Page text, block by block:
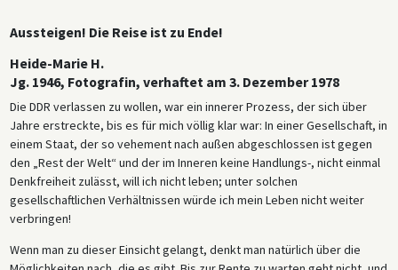
Aussteigen! Die Reise ist zu Ende!
Heide-Marie H.
Jg. 1946, Fotografin, verhaftet am 3. Dezember 1978
Die DDR verlassen zu wollen, war ein innerer Prozess, der sich über
Jahre erstreckte, bis es für mich völlig klar war: In einer Gesellschaft, in
einem Staat, der so vehement nach außen abgeschlossen ist gegen
den „Rest der Welt“ und der im Inneren keine Handlungs-, nicht einmal
Denkfreiheit zulässt, will ich nicht leben; unter solchen
gesellschaftlichen Verhältnissen würde ich mein Leben nicht weiter
verbringen!
Wenn man zu dieser Einsicht gelangt, denkt man natürlich über die